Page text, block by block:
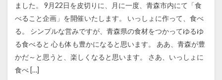
ました。 9月22日を皮切りに、月に一度、青森市内にて「食
べること企画」を開催いたします。 いっしょに作って、食べ
る。 シンプルな営みですが、青森県の食材をつかってゆるゆ
る食べると 心も体も豊かになると思います。 ああ、青森が豊
かだ～と思うと、楽しくなると思います。 さあ、いっしょに
食べ […]